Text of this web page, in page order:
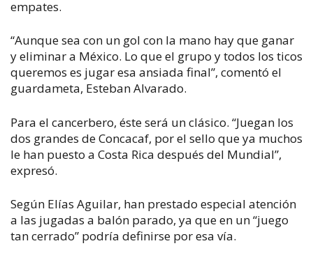
empates.
“Aunque sea con un gol con la mano hay que ganar
y eliminar a México. Lo que el grupo y todos los ticos
queremos es jugar esa ansiada final”, comentó el
guardameta, Esteban Alvarado.
Para el cancerbero, éste será un clásico. “Juegan los
dos grandes de Concacaf, por el sello que ya muchos
le han puesto a Costa Rica después del Mundial”,
expresó.
Según Elías Aguilar, han prestado especial atención
a las jugadas a balón parado, ya que en un “juego
tan cerrado” podría definirse por esa vía.